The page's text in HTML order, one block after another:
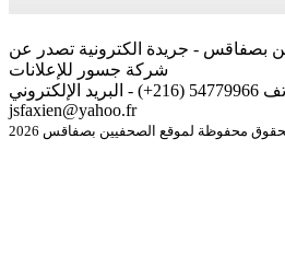
بصفاقس - جريدة الكترونية تصدر عن
شركة جسور للإعلانات
للإتصال أو نشر الردود الهاتف 54779966 (216+) - البريد الإلكتروني
jsfaxien@yahoo.fr
محفوظة لموقع الصحفيين بصفاقس 2026